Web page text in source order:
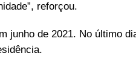
reforçou.
junho de 2021. No último